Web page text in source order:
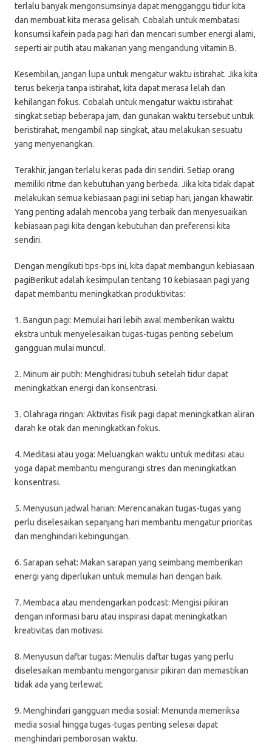
terlalu banyak mengonsumsinya dapat mengganggu tidur kita
dan membuat kita merasa gelisah. Cobalah untuk membatasi
konsumsi kafein pada pagi hari dan mencari sumber energi alami,
seperti air putih atau makanan yang mengandung vitamin B.
Kesembilan, jangan lupa untuk mengatur waktu istirahat. Jika kita
terus bekerja tanpa istirahat, kita dapat merasa lelah dan
kehilangan fokus. Cobalah untuk mengatur waktu istirahat
singkat setiap beberapa jam, dan gunakan waktu tersebut untuk
beristirahat, mengambil nap singkat, atau melakukan sesuatu
yang menyenangkan.
Terakhir, jangan terlalu keras pada diri sendiri. Setiap orang
memiliki ritme dan kebutuhan yang berbeda. Jika kita tidak dapat
melakukan semua kebiasaan pagi ini setiap hari, jangan khawatir.
Yang penting adalah mencoba yang terbaik dan menyesuaikan
kebiasaan pagi kita dengan kebutuhan dan preferensi kita
sendiri.
Dengan mengikuti tips-tips ini, kita dapat membangun kebiasaan
pagiBerikut adalah kesimpulan tentang 10 kebiasaan pagi yang
dapat membantu meningkatkan produktivitas:
1. Bangun pagi: Memulai hari lebih awal memberikan waktu
ekstra untuk menyelesaikan tugas-tugas penting sebelum
gangguan mulai muncul.
2. Minum air putih: Menghidrasi tubuh setelah tidur dapat
meningkatkan energi dan konsentrasi.
3. Olahraga ringan: Aktivitas fisik pagi dapat meningkatkan aliran
darah ke otak dan meningkatkan fokus.
4. Meditasi atau yoga: Meluangkan waktu untuk meditasi atau
yoga dapat membantu mengurangi stres dan meningkatkan
konsentrasi.
5. Menyusun jadwal harian: Merencanakan tugas-tugas yang
perlu diselesaikan sepanjang hari membantu mengatur prioritas
dan menghindari kebingungan.
6. Sarapan sehat: Makan sarapan yang seimbang memberikan
energi yang diperlukan untuk memulai hari dengan baik.
7. Membaca atau mendengarkan podcast: Mengisi pikiran
dengan informasi baru atau inspirasi dapat meningkatkan
kreativitas dan motivasi.
8. Menyusun daftar tugas: Menulis daftar tugas yang perlu
diselesaikan membantu mengorganisir pikiran dan memastikan
tidak ada yang terlewat.
9. Menghindari gangguan media sosial: Menunda memeriksa
media sosial hingga tugas-tugas penting selesai dapat
menghindari pemborosan waktu.